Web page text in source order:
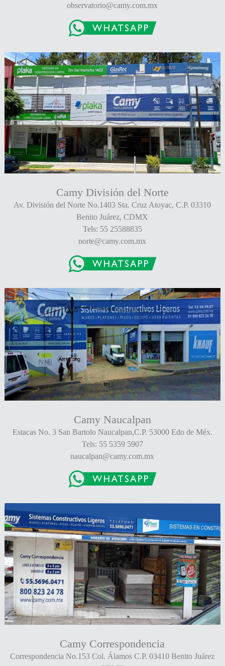
observatorio@camy.com.mx
Camy División del Norte
Av. División del Norte No.1403 Sta. Cruz Atoyac, C.P. 03310
Benito Juárez, CDMX
Tels: 55 25588835
norte@camy.com.mx
Camy Naucalpan
Estacas No. 3 San Bartolo Naucalpan,C.P. 53000 Edo de Méx.
Tels: 55 5359 5907
naucalpan@camy.com.mx
Camy Correspondencia
Correspondencia No.153 Col. Álamos C.P. 03410 Benito Juárez